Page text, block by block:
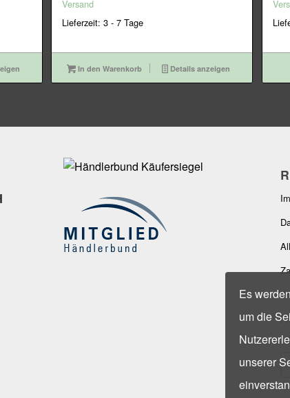
Versand
Lieferzeit: 3 - 7 Tage
In den Warenkorb Details anzeigen
Es
um die
unserer